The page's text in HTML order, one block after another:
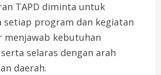
TAPD diminta untuk
setiap program dan kegiatan
menjawab kebutuhan
selaras dengan arah
daerah.